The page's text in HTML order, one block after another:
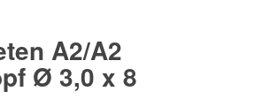
A2/A2
Ø 3,0 x 8